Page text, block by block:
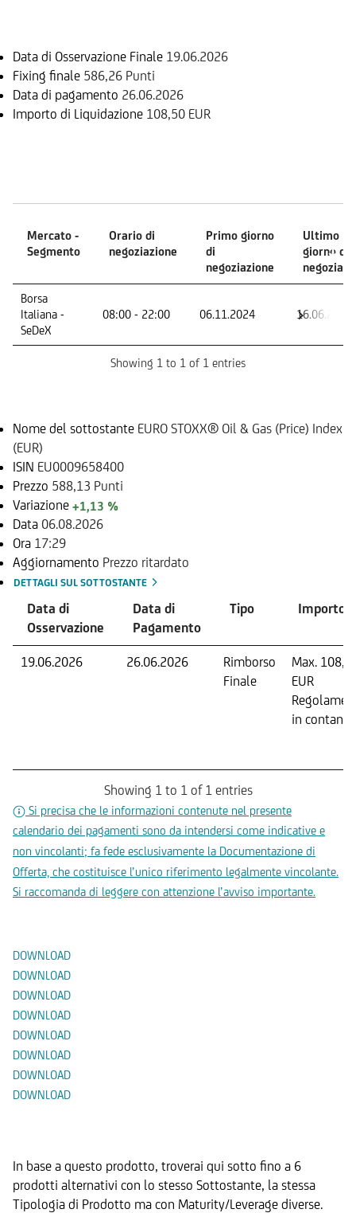
Data di Osservazione Finale 19.06.2026
Fixing finale 586,26 Punti
Data di pagamento 26.06.2026
Importo di Liquidazione 108,50 EUR
Mercato -
Segmento
Orario di
negoziazione
Primo giorno
di
negoziazione
Ultimo
giorno di
Segmento
negoziazione
di
giorno di
Borsa
Italiana -
SeDeX
08:00 - 22:00 06.11.2024 16.06.2026
Showing 1 to 1 of 1 entries
Nome del sottostante EURO STOXX® Oil & Gas (Price) Index
(EUR)
ISIN EU0009658400
Prezzo 588,13 Punti
Variazione +1,13 %
Data 06.08.2026
Ora 17:29
Aggiornamento Prezzo ritardato
DETTAGLI SUL SOTTOSTANTE
Data di
Osservazione
Data di
Pagamento
Tipo Importo
19.06.2026 26.06.2026
Rimborso
Finale
Max. 108,5
EUR
in contanti.
Showing 1 to 1 of 1 entries
Si precisa che le informazioni contenute nel presente
calendario dei pagamenti sono da intendersi come indicative e
non vincolanti; fa fede esclusivamente la Documentazione di
Offerta, che costituisce l’unico riferimento legalmente vincolante.
Si raccomanda di leggere con attenzione l’avviso importante.
DOWNLOAD
DOWNLOAD
DOWNLOAD
DOWNLOAD
DOWNLOAD
DOWNLOAD
DOWNLOAD
DOWNLOAD
In base a questo prodotto, troverai qui sotto fino a 6
prodotti alternativi con lo stesso Sottostante, la stessa
Tipologia di Prodotto ma con Maturity/Leverage diverse.